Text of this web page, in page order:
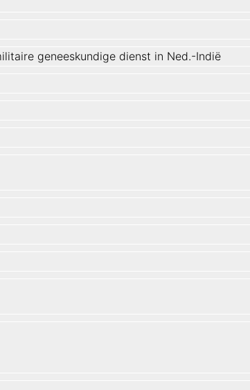
geneeskundige dienst in Ned.-Indië